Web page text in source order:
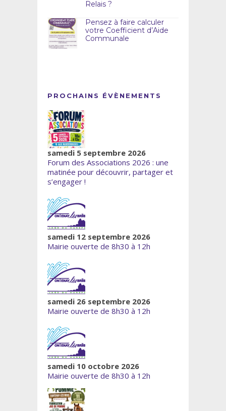
Relais ?
Pensez à faire calculer
votre Coefficient d’Aide
Communale
PROCHAINS ÉVÈNEMENTS
samedi 5 septembre 2026
Forum des Associations 2026 : une
matinée pour découvrir, partager et
s’engager !
samedi 12 septembre 2026
Mairie ouverte de 8h30 à 12h
samedi 26 septembre 2026
Mairie ouverte de 8h30 à 12h
samedi 10 octobre 2026
Mairie ouverte de 8h30 à 12h